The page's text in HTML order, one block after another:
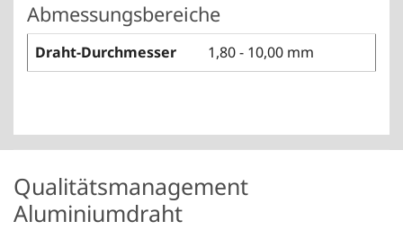
Abmessungsbereiche
Draht-Durchmesser 1,80 - 10,00 mm
Qualitätsmanagement
Aluminiumdraht